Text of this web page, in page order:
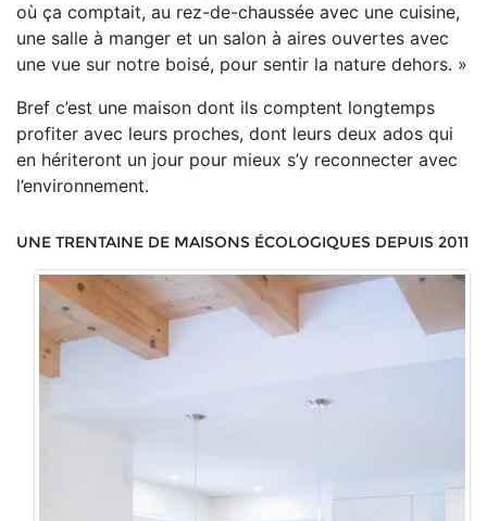
où ça comptait, au rez-de-chaussée avec une cuisine,
une salle à manger et un salon à aires ouvertes avec
une vue sur notre boisé, pour sentir la nature dehors. »
Bref c’est une maison dont ils comptent longtemps
profiter avec leurs proches, dont leurs deux ados qui
en hériteront un jour pour mieux s’y reconnecter avec
l’environnement.
UNE TRENTAINE DE MAISONS ÉCOLOGIQUES DEPUIS 2011